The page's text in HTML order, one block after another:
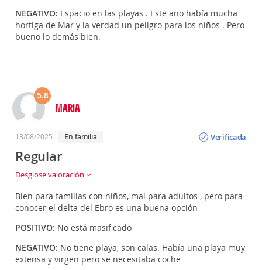
NEGATIVO: Espacio en las playas . Este año había mucha
hortiga de Mar y la verdad un peligro para los niños . Pero
bueno lo demás bien.
5.8
MARIA
13/08/2025 En familia
Verificada
Regular
Desglose valoración
Bien para familias con niños, mal para adultos , pero para
conocer el delta del Ebro es una buena opción
POSITIVO: No está masificado
NEGATIVO: No tiene playa, son calas. Había una playa muy
extensa y virgen pero se necesitaba coche